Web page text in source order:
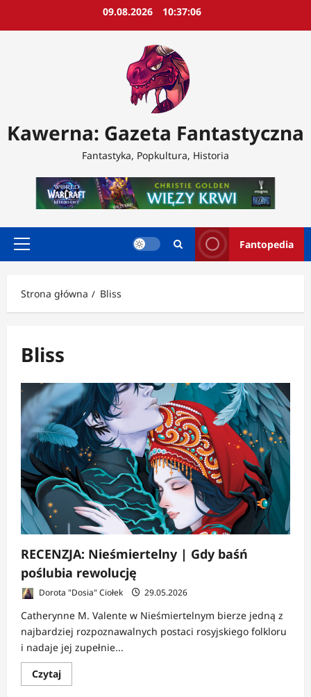
09.08.2026 10:37:08
Kawerna: Gazeta Fantastyczna
Fantastyka, Popkultura, Historia
Menu
Fantopedia
Strona główna Bliss
Bliss
RECENZJA: Nieśmiertelny | Gdy baśń
poślubia rewolucję
Dorota "Dosia" Ciołek 29.05.2026
Catherynne M. Valente w Nieśmiertelnym bierze jedną z
najbardziej rozpoznawalnych postaci rosyjskiego folkloru
i nadaje jej zupełnie...
CzytajDowiedz
się